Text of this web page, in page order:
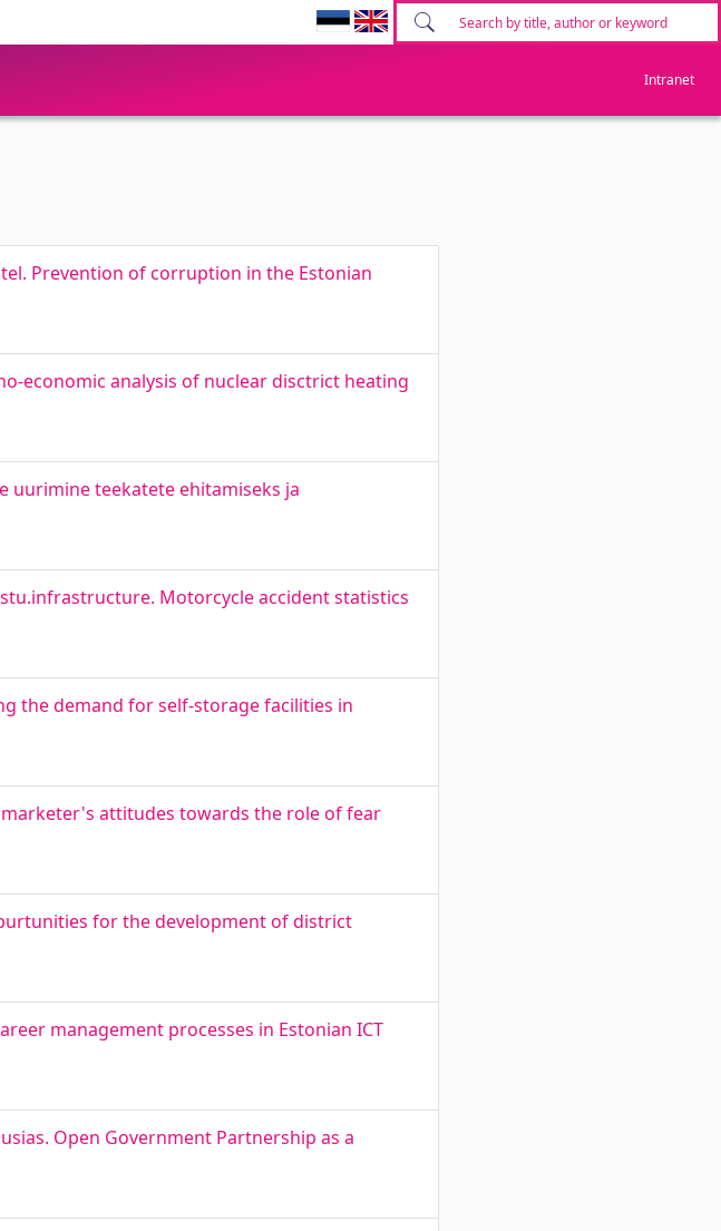
Intranet
Prevention of corruption in the Estonian
economic analysis of nuclear disctrict heating
uurimine teekatete ehitamiseks ja
Motorcycle accident statistics
the demand for self-storage facilities in
attitudes towards the role of fear
for the development of district
management processes in Estonian ICT
Open Government Partnership as a